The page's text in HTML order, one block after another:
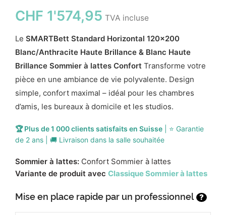
CHF 1'574,95 TVA incluse
Le SMARTBett Standard Horizontal 120x200
Blanc/Anthracite Haute Brillance & Blanc Haute
Brillance Sommier à lattes Confort Transforme votre
pièce en une ambiance de vie polyvalente. Design
simple, confort maximal – idéal pour les chambres
d’amis, les bureaux à domicile et les studios.
🏆 Plus de 1 000 clients satisfaits en Suisse | ⭐ Garantie
de 2 ans | 🚚 Livraison dans la salle souhaitée
Sommier à lattes: Confort Sommier à lattes
Variante de produit avec Classique Sommier à lattes
Mise en place rapide par un professionnel ?